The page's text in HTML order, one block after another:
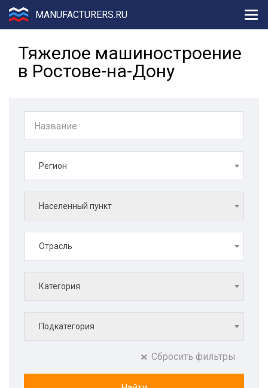
MANUFACTURERS.RU
Тяжелое машиностроение
в Ростове-на-Дону
Регион
Населенный пункт
Отрасль
Категория
Подкатегория
Сбросить фильтры